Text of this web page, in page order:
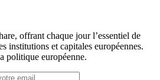
offrant chaque jour l’essentiel de
institutions et capitales européennes.
politique européenne.